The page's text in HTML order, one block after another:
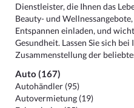
Dienstleister, die Ihnen das
Beauty- und
Entspannen einladen, und
Gesundheit. Lassen Sie sich
Zusammenstellung der
Auto (167)
Autohändler (95)
Autovermietung (19)